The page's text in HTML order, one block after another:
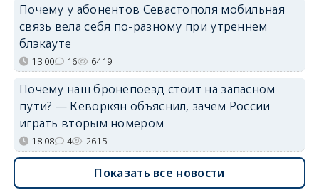
Почему у абонентов Севастополя мобильная
связь вела себя по-разному при утреннем
блэкауте
13:00 16 6419
Почему наш бронепоезд стоит на запасном
пути? — Кеворкян объяснил, зачем России
играть вторым номером
18:08 4 2615
Показать все новости